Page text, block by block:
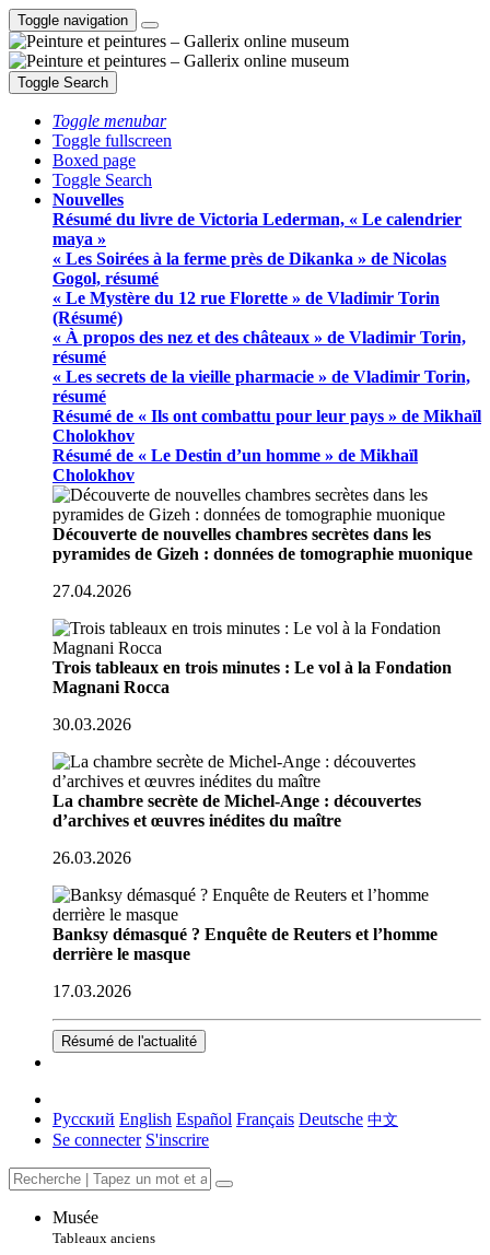
Toggle navigation
Toggle Search
Toggle menubar
Toggle fullscreen
Boxed page
Toggle Search
Nouvelles
Résumé du livre de Victoria Lederman, « Le calendrier
maya »
« Les Soirées à la ferme près de Dikanka » de Nicolas
Gogol, résumé
« Le Mystère du 12 rue Florette » de Vladimir Torin
(Résumé)
« À propos des nez et des châteaux » de Vladimir Torin,
résumé
« Les secrets de la vieille pharmacie » de Vladimir Torin,
résumé
Résumé de « Ils ont combattu pour leur pays » de Mikhaïl
Cholokhov
Résumé de « Le Destin d’un homme » de Mikhaïl
Cholokhov
Découverte de nouvelles chambres secrètes dans les
pyramides de Gizeh : données de tomographie muonique
27.04.2026
Trois tableaux en trois minutes : Le vol à la Fondation
Magnani Rocca
30.03.2026
La chambre secrète de Michel-Ange : découvertes
d’archives et œuvres inédites du maître
26.03.2026
Banksy démasqué ? Enquête de Reuters et l’homme
derrière le masque
17.03.2026
Résumé de l'actualité
Русский English Español Français Deutsche 中文
Se connecter S'inscrire
Musée
Tableaux anciens